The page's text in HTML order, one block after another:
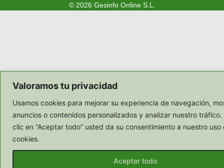
Valoramos tu privacidad
Usamos cookies para mejorar su experiencia de navegación,
anuncios o contenidos personalizados y analizar nuestro tráfico.
clic en “Aceptar todo” usted da su consentimiento a nuestro uso
cookies.
Aceptar todo
© 2026 Gesinfo Online S.L.